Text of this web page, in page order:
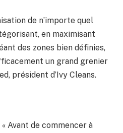
de n’importe quel
en maximisant
des zones bien définies,
un grand grenier
président d’Ivy Cleans.
Avant de commencer à